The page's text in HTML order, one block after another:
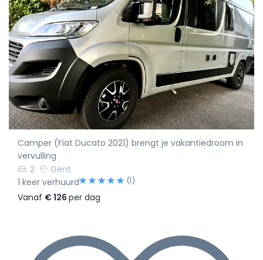
Camper (Fiat Ducato 2021) brengt je vakantiedroom in
vervulling
2
Gent
1 keer verhuurd
(1)
Vanaf € 126 per dag